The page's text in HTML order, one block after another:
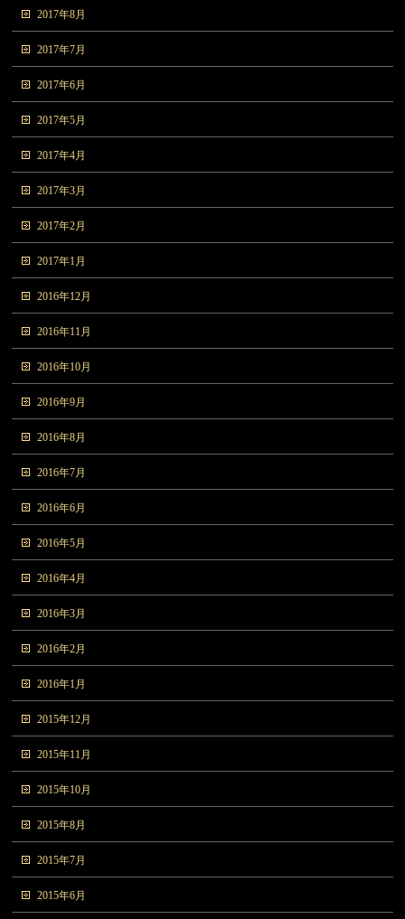
2017年8月
2017年7月
2017年6月
2017年5月
2017年4月
2017年3月
2017年2月
2017年1月
2016年12月
2016年11月
2016年10月
2016年9月
2016年8月
2016年7月
2016年6月
2016年5月
2016年4月
2016年3月
2016年2月
2016年1月
2015年12月
2015年11月
2015年10月
2015年8月
2015年7月
2015年6月